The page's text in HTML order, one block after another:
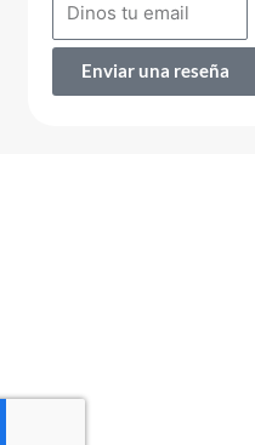
Enviar una reseña